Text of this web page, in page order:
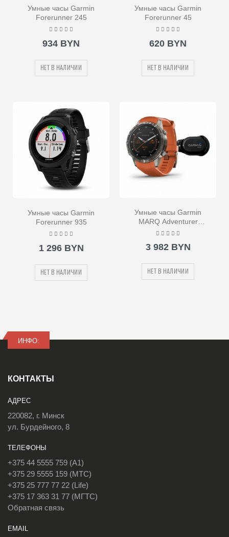
Умные часы Garmin
Forerunner 245
934 BYN
НЕТ В НАЛИЧИИ
Умные часы Garmin
Forerunner 45
620 BYN
НЕТ В НАЛИЧИИ
Умные часы Garmin
Forerunner 935
1 296 BYN
НЕТ В НАЛИЧИИ
Умные часы Garmin
MARQ Adventurer
Performance Edition
3 982 BYN
НЕТ В НАЛИЧИИ
ИНФО:
КОНТАКТЫ
АДРЕС
220082, г. Минск
ул. Бурдейного, 8
ТЕЛЕФОНЫ
+375 44 5555 759 (A1)
+375 29 5555 159 (МТС)
+375 25 777 77 22 (Life)
+375 17 363 31 77 (МГТС)
Обратная связь
EMAIL